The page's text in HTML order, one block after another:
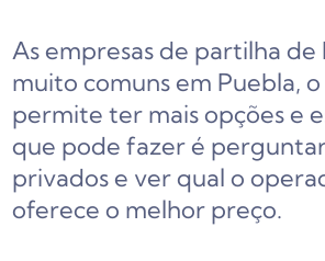
As empresas de partilha de
muito comuns em Puebla,
permite ter mais opções e
que pode fazer é
privados e ver qual o
oferece o melhor preço.